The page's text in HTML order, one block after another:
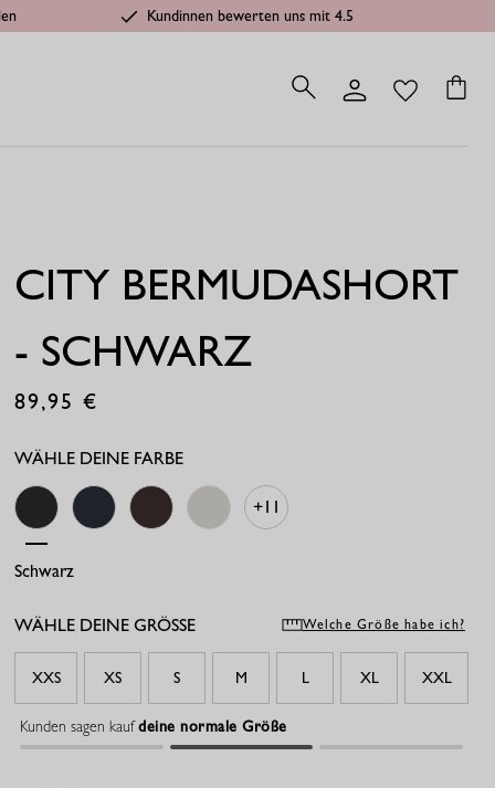
Kundinnen bewerten uns mit 4.5
CITY BERMUDASHORT
- SCHWARZ
89,95
WÄHLE DEINE FARBE
SchwarzDunkelblau
+11
WÄHLE DEINE GRÖSSE Welche Größe habe ich?
XXS XS S M L XL XXL
Kunden sagen kaufdeine normale Größe